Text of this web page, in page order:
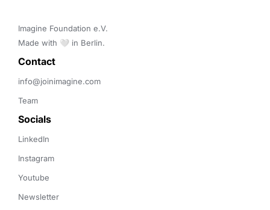
Imagine Foundation e.V.
Made with 🤍 in Berlin.
Contact
info@joinimagine.com
Team
Socials
LinkedIn
Instagram
Youtube
Newsletter